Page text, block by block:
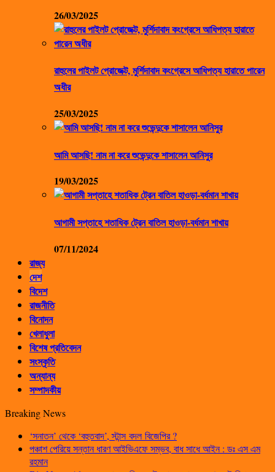
26/03/2025
রাহুলের পাইলট প্রোজেক্ট, মুর্শিদাবাদ কংগ্রেসে আধিপত্য হারাতে পারেন
অধীর
25/03/2025
আমি আসছি! নাম না করে শুভেন্দুকে শাসালেন আনিসুর
19/03/2025
আগামী সপ্তাহে শতাধিক ট্রেন বাতিল হাওড়া-বর্ধমান শাখায়
07/11/2024
রাজ্য
দেশ
বিদেশ
রাজনীতি
বিনোদন
খেলাধুলা
বিশেষ প্রতিবেদন
সংস্কৃতি
অন্যান্য
সম্পাদকীয়
Breaking News
‘সনাতন’ থেকে ‘বহুতবাদ’, স্টান্স বদল বিজেপির ?
পঞ্চাশ পেরিয়ে সন্তান ধারণ আইভিএফে সম্ভব, বাধ সাধে আইন : ডঃ এস এম
রহমান